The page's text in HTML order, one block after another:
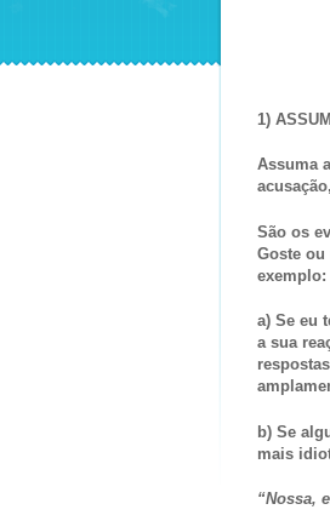
1)
Assuma
São os
Goste ou
exemplo:
a) Se eu
a sua
b) Se
mais
“Nossa,